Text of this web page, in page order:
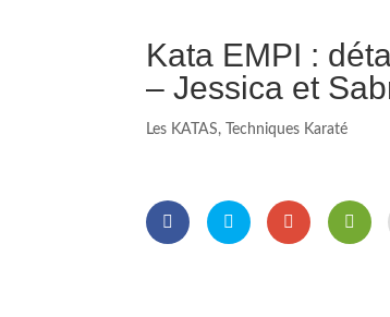
Kata EMPI :
– Jessica et
Les KATAS, Techniques Karaté